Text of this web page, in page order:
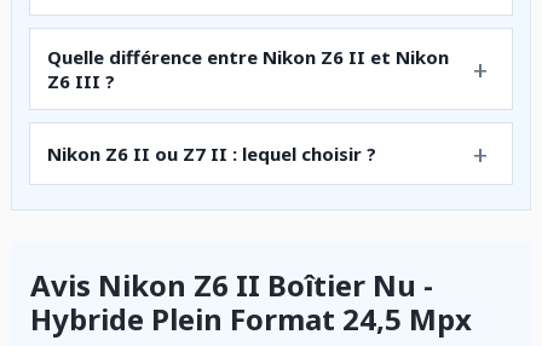
Quelle différence entre Nikon Z6 II et Nikon
Z6 III ?
Nikon Z6 II ou Z7 II : lequel choisir ?
Avis Nikon Z6 II Boîtier Nu -
Hybride Plein Format 24,5 Mpx